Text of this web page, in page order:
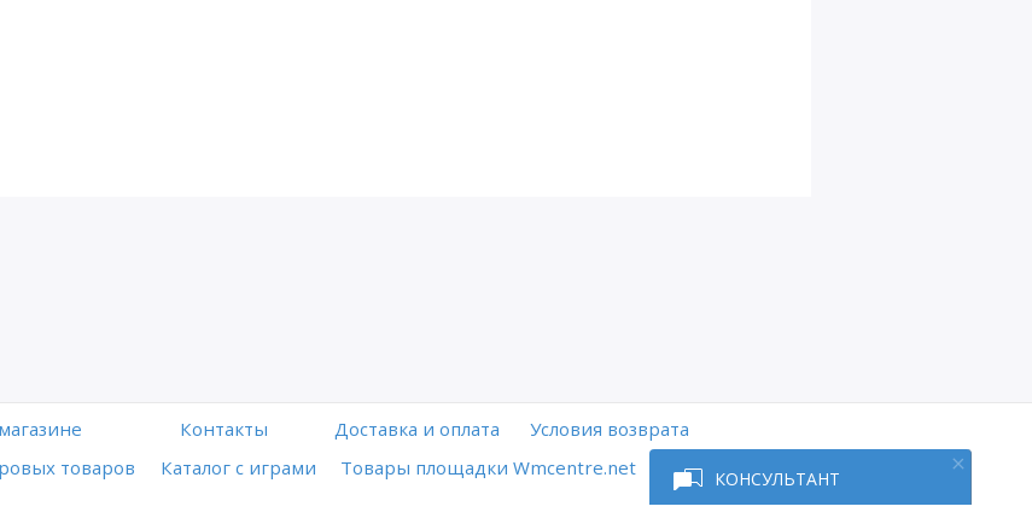
КОНСУЛЬТАНТ
Контакты Доставка и оплата
Условия возврата
товаров
Каталог с играми Товары площадки Wmcentre.net